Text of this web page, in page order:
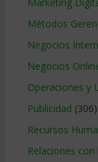
Métodos
Negocios
Negocios
Operaciones y
Publicidad (306)
Recursos
Relaciones